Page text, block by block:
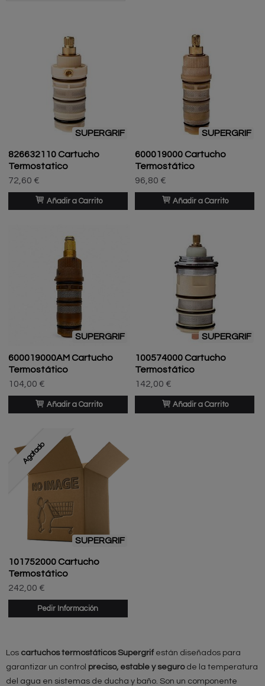
SUPERGRIF
826632110 Cartucho
Termostatico
72,60 €
Añadir a Carrito
SUPERGRIF
600019000 Cartucho
Termostático
96,80 €
Añadir a Carrito
SUPERGRIF
600019000AM Cartucho
Termostático
104,00 €
Añadir a Carrito
SUPERGRIF
100574000 Cartucho
Termostático
142,00 €
Añadir a Carrito
Agotado
SUPERGRIF
101752000 Cartucho
Termostático
242,00 €
Pedir Información
Los cartuchos termostáticos Supergrif están diseñados para
garantizar un control preciso, estable y segurode la temperatura
del agua en sistemas de ducha y baño. Son un componente